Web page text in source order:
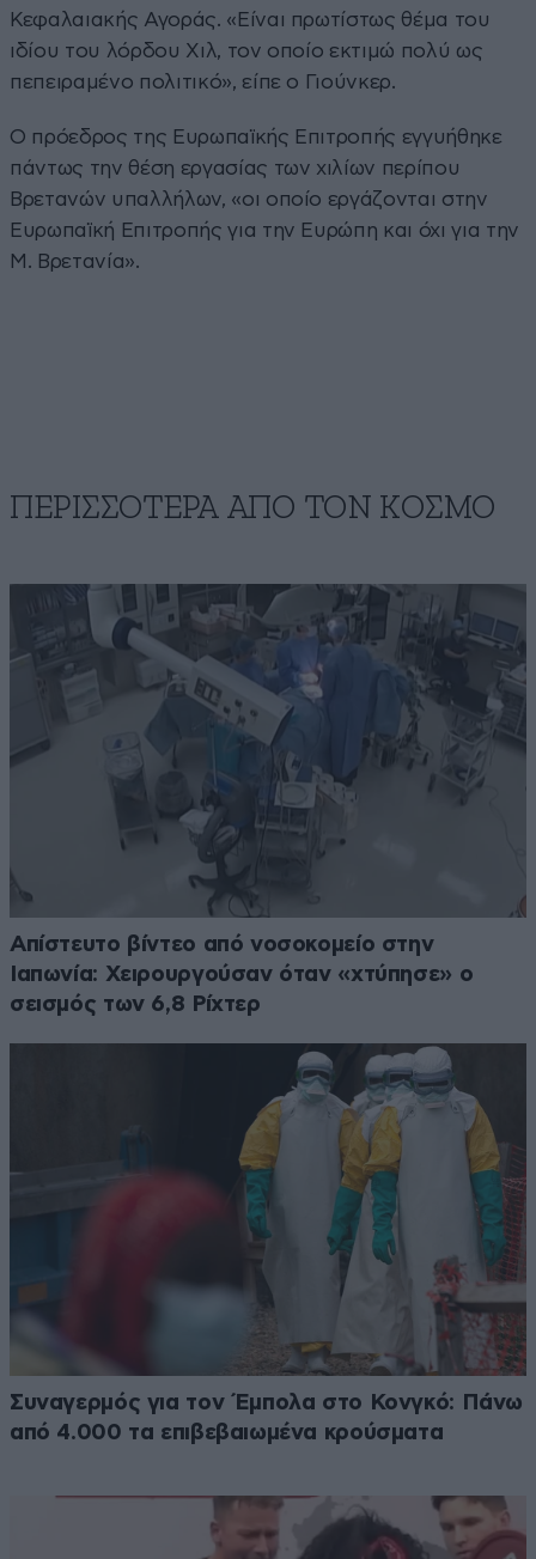
Κεφαλαιακής Αγοράς. «Είναι πρωτίστως θέμα του
ιδίου του λόρδου Χιλ, τον οποίο εκτιμώ πολύ ως
πεπειραμένο πολιτικό», είπε ο Γιούνκερ.
Ο πρόεδρος της Ευρωπαϊκής Επιτροπής εγγυήθηκε
πάντως την θέση εργασίας των χιλίων περίπου
Βρετανών υπαλλήλων, «οι οποίο εργάζονται στην
Ευρωπαϊκή Επιτροπής για την Ευρώπη και όχι για την
Μ. Βρετανία».
ΠΕΡΙΣΣΟΤΕΡΑ ΑΠΟ ΤΟΝ ΚΟΣΜΟ
Απίστευτο βίντεο από νοσοκομείο στην
Ιαπωνία: Χειρουργούσαν όταν «χτύπησε» ο
σεισμός των 6,8 Ρίχτερ
Συναγερμός για τον Έμπολα στο Κονγκό: Πάνω
από 4.000 τα επιβεβαιωμένα κρούσματα